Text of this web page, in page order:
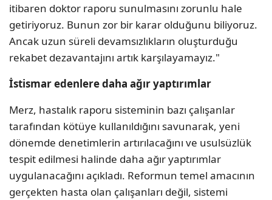
itibaren doktor raporu sunulmasını zorunlu hale
getiriyoruz. Bunun zor bir karar olduğunu biliyoruz.
Ancak uzun süreli devamsızlıkların oluşturduğu
rekabet dezavantajını artık karşılayamayız."
İstismar edenlere daha ağır yaptırımlar
Merz, hastalık raporu sisteminin bazı çalışanlar
tarafından kötüye kullanıldığını savunarak, yeni
dönemde denetimlerin artırılacağını ve usulsüzlük
tespit edilmesi halinde daha ağır yaptırımlar
uygulanacağını açıkladı. Reformun temel amacının
gerçekten hasta olan çalışanları değil, sistemi